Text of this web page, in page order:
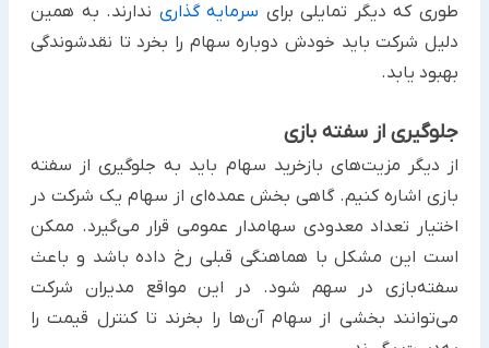
طوری که دیگر تمایلی برای سرمایه گذاری ندارند. به همین
دلیل شرکت باید خودش دوباره سهام را بخرد تا نقدشوندگی
بهبود یابد.
جلوگیری از سفته بازی
از دیگر مزیت‌های بازخرید سهام باید به جلوگیری از سفته
بازی اشاره کنیم. گاهی بخش عمده‌ای از سهام یک شرکت در
اختیار تعداد معدودی سهامدار عمومی قرار می‌گیرد. ممکن
است این مشکل با هماهنگی قبلی رخ داده باشد و باعث
سفته‌بازی در سهم شود. در این مواقع مدیران شرکت
می‌توانند بخشی از سهام آن‌ها را بخرند تا کنترل قیمت را